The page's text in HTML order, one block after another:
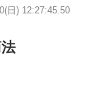
日) 12:27:45.50